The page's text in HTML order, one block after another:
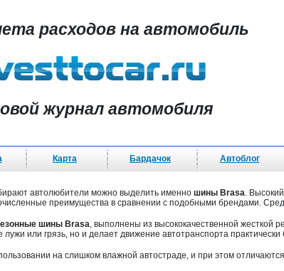
расходов на автомобиль
журнал автомобиля
Карта Бардачок Автоблог
автолюбители можно выделить именно шины Brasa.
преимущества в сравнении с подобными брендами.
шины Brasa, выполнены из высококачественной жесткой
или грязь, но и делает движение автотранспорта
на слишком влажной автостраде, и при этом